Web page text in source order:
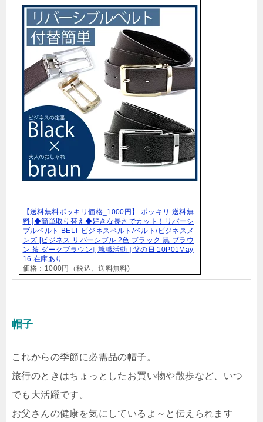
【送料無料ポッキリ価格_1000円】 ポッキリ 送料無
料 ]◆簡単取り替え◆好きな長さでカット！リバーシ
ブルベルト BELT ビジネスベルト/ベルト/ビジネスメ
ンズ [ビジネス リバーシブル 2色 ブラック 黒 ブラウ
ン 茶 ダークブラウン][ 就職活動 ] 父の日 10P01May
16 在庫あり
価格：1000円（税込、送料無料)
帽子
これからの季節に必需品の帽子。
旅行のときはちょっとしたお買い物や散歩など、いつ
でも大活躍です。
お父さんの健康を気にしているよ～と伝えられます